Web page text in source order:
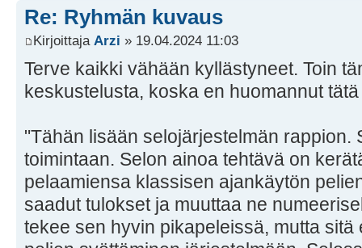
Re: Ryhmän kuvaus
Kirjoittaja Arzi » 19.04.2024 11:03
Terve kaikki vähään kyllästyneet. Toin
keskustelusta, koska en huomannut
"Tähän lisään selojärjestelmän rappion.
toimintaan. Selon ainoa tehtävä on
pelaamiensa klassisen ajankäytön
saadut tulokset ja muuttaa ne
tekee sen hyvin pikapeleissä, mutta